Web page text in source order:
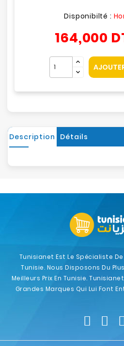
Disponibilté :
164,000
Description Détails
Tunisianet Est Le Spécialiste De
Tunisie. Nous Disposons Du
Meilleurs Prix En Tunisie.
Grandes Marques Qui Lui Font